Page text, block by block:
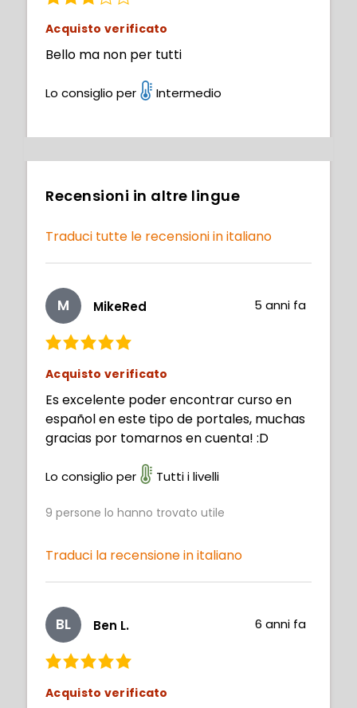
Acquisto verificato
Bello ma non per tutti
Lo consiglio per Intermedio
Recensioni in altre lingue
Traduci tutte le recensioni in italiano
M MikeRed 5 anni fa
Acquisto verificato
Es excelente poder encontrar curso en
español en este tipo de portales, muchas
gracias por tomarnos en cuenta! :D
Lo consiglio per Tutti i livelli
9 persone lo hanno trovato utile
Traduci la recensione in italiano
BL Ben L. 6 anni fa
Acquisto verificato